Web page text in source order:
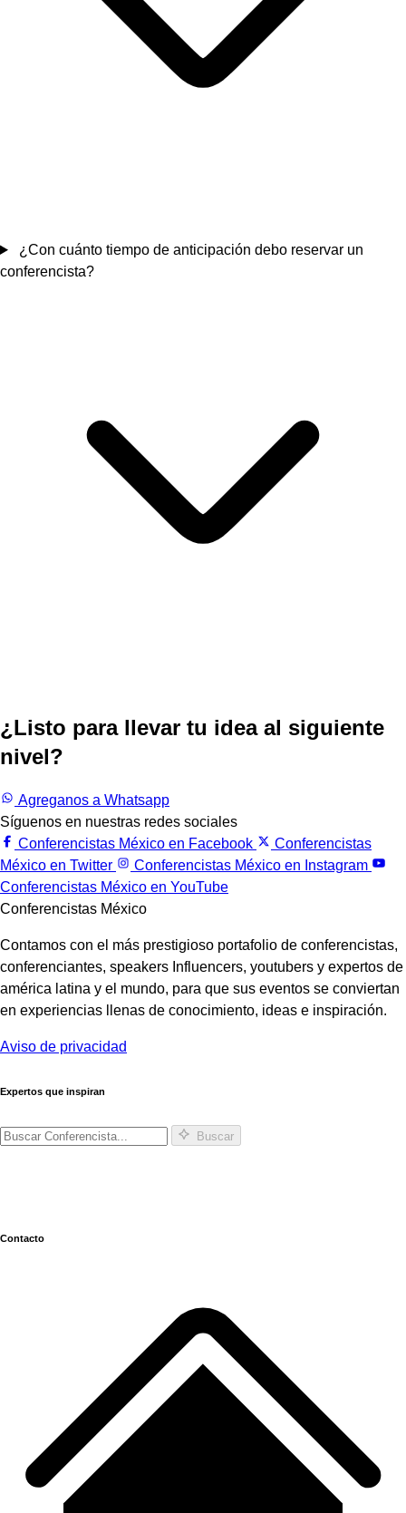
¿Con cuánto tiempo de anticipación debo reservar un
conferencista?
¿Listo para llevar tu idea al siguiente
nivel?
Agreganos a Whatsapp
Síguenos en nuestras redes sociales
Conferencistas México en Facebook
Conferencistas
México en Twitter
Conferencistas México en Instagram
Conferencistas México en YouTube
Conferencistas México
Contamos con el más prestigioso portafolio de conferencistas,
conferenciantes, speakers Influencers, youtubers y expertos de
américa latina y el mundo, para que sus eventos se conviertan
en experiencias llenas de conocimiento, ideas e inspiración.
Aviso de privacidad
Expertos que inspiran
Buscar
Contacto